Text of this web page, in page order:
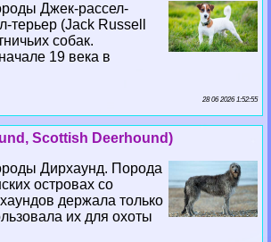
Джек-рассел-
терьер (Jack Russell
собак.
19 века в
28 06 2026 1:52:55
Scottish Deerhound)
Дирхаунд. Порода
островах со
держала только
их для охоты